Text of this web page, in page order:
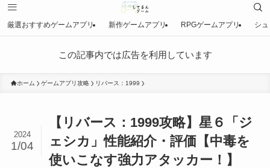
厳選おすすめゲームアプリ 新作ゲームアプリ RPGゲームアプリ シ
この記事内では広告を利用しています
ホーム ゲームアプリ攻略 リバース：1999
【リバース：1999攻略】星６「ジ
ェシカ」性能紹介・評価【中毒を
使いこなす強力アタッカー！】
2024
1/04